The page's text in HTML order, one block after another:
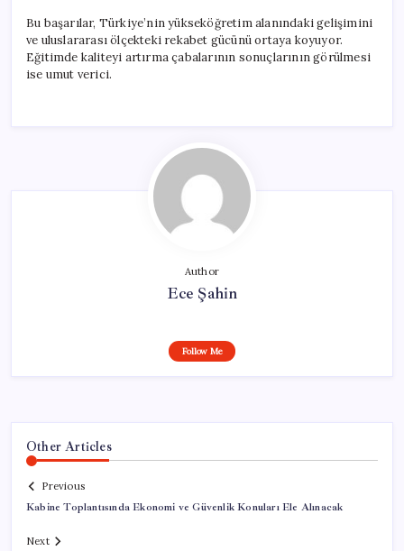
Bu başarılar, Türkiye’nin yükseköğretim alanındaki gelişimini
ve uluslararası ölçekteki rekabet gücünü ortaya koyuyor.
Eğitimde kaliteyi artırma çabalarının sonuçlarının görülmesi
ise umut verici.
Author
Ece Şahin
Follow Me
Other Articles
Previous
Kabine Toplantısında Ekonomi ve Güvenlik Konuları Ele Alınacak
Next